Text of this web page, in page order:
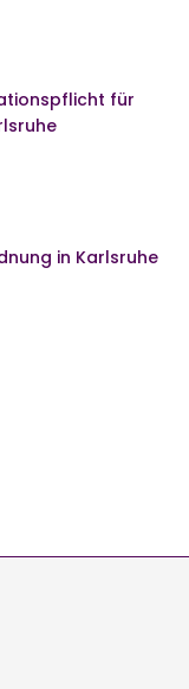
für
in Karlsruhe